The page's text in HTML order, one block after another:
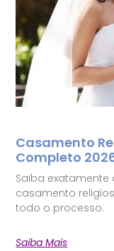
Casamento
Completo
Saiba
casamento
todo o processo.
Saiba Mais